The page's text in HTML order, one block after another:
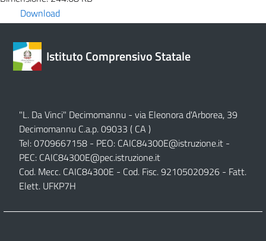
Download
Istituto Comprensivo Statale
"L. Da Vinci" Decimomannu - via Eleonora d'Arborea, 39
Decimomannu C.a.p. 09033 ( CA )
Tel: 0709667158 - PEO: CAIC84300E@istruzione.it -
PEC: CAIC84300E@pec.istruzione.it
Cod. Mecc. CAIC84300E - Cod. Fisc. 92105020926 - Fatt.
Elett. UFKP7H